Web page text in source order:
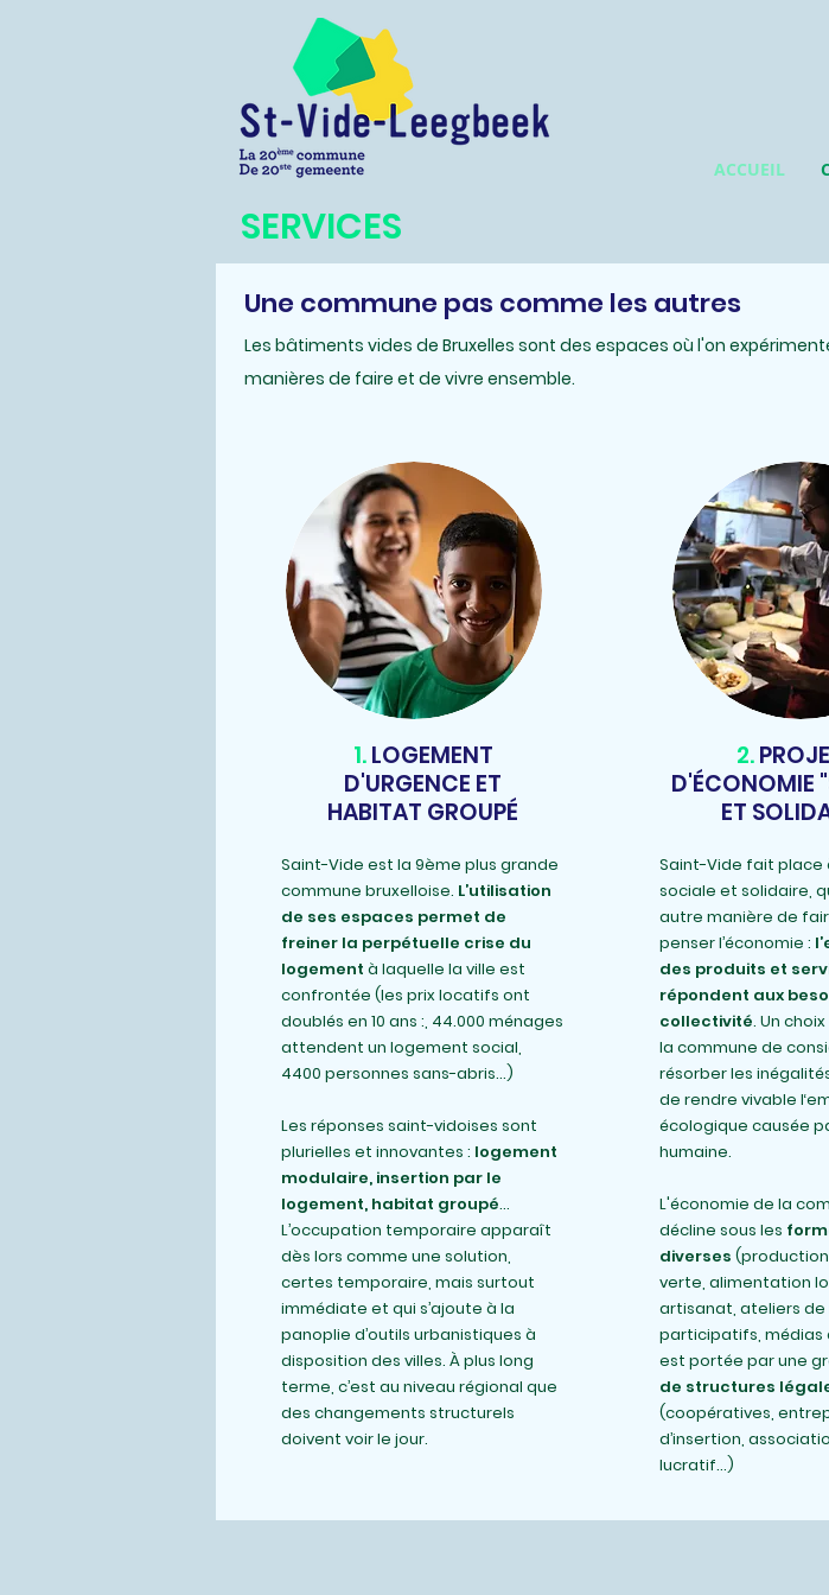
ACCUEIL
SERVICES
Une commune pas comme les autres
Les bâtiments vides de Bruxelles sont des espaces où l'on
manières de faire et de vivre ensemble.
1.LOGEMENT
D'URGENCE ET
HABITAT GROUPÉ
Saint-Vide est la 9ème plus grande
commune bruxelloise. L’utilisation
de ses espaces permet de
freiner la perpétuelle crise du
logement à laquelle la ville est
confrontée (les prix locatifs ont
doublés en 10 ans :, 44.000 ménages
attendent un logement social,
4400 personnes sans-abris...)
Les réponses saint-vidoises sont
plurielles et innovantes : logement
modulaire, insertion par le
logement, habitat groupé…
L’occupation temporaire apparaît
dès lors comme une solution,
certes temporaire, mais surtout
immédiate et qui s’ajoute à la
panoplie d’outils urbanistiques à
disposition des villes. À plus long
terme, c’est au niveau régional que
des changements structurels
doivent voir le jour.
2.
D'ÉCONOMIE
ET
Saint-Vide fait place
sociale et solidaire,
autre manière de
penser l’économie :
des produits et
répondent aux
collectivité. Un
la commune de
résorberles
de rendre vivable
écologique causée
humaine.
L'économie de la
décline sous les
diverses (production
verte, alimentation
artisanat, ateliers
participatifs,
est portée par une
de structures
(coopératives,
d’insertion,
lucratif…)